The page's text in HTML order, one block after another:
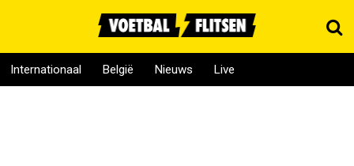
Internationaal België Nieuws Live